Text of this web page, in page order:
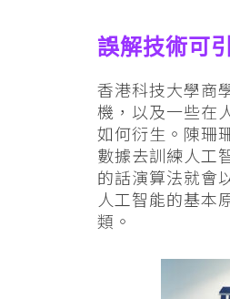
誤解技術可
香港科技大學商
機，以及一些在
如何衍生。陳珊
數據去訓練人工
的話演算法就會
人工智能的基本
類。